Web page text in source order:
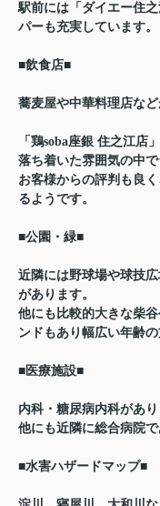
駅前には「ダイエー住
パーも充実しています。
■飲食店■
蕎麦屋や中華料理店など
「鶏soba座銀 住之江店
落ち着いた雰囲気の中
お客様からの評判も良
るようです。
■公園・緑■
近隣には野球場や球技
があります。
他にも比較的大きな柴
ンドもあり幅広い年齢
■医療施設■
内科・糖尿病内科があり
他にも近隣に総合病院
■水害ハザードマップ■